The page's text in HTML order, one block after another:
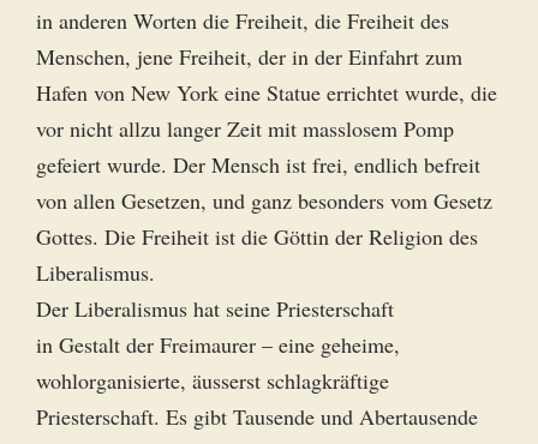
in anderen Worten die Freiheit, die Freiheit des
Menschen, jene Freiheit, der in der Einfahrt zum
Hafen von New York eine Statue errichtet wurde, die
vor nicht allzu langer Zeit mit masslosem Pomp
gefeiert wurde. Der Mensch ist frei, endlich befreit
von allen Gesetzen, und ganz besonders vom Gesetz
Gottes. Die Freiheit ist die Göttin der Religion des
Liberalismus.
Der Liberalismus hat seine Priesterschaft
in Gestalt der Freimaurer – eine geheime,
wohlorganisierte, äusserst schlagkräftige
Priesterschaft. Es gibt Tausende und Abertausende